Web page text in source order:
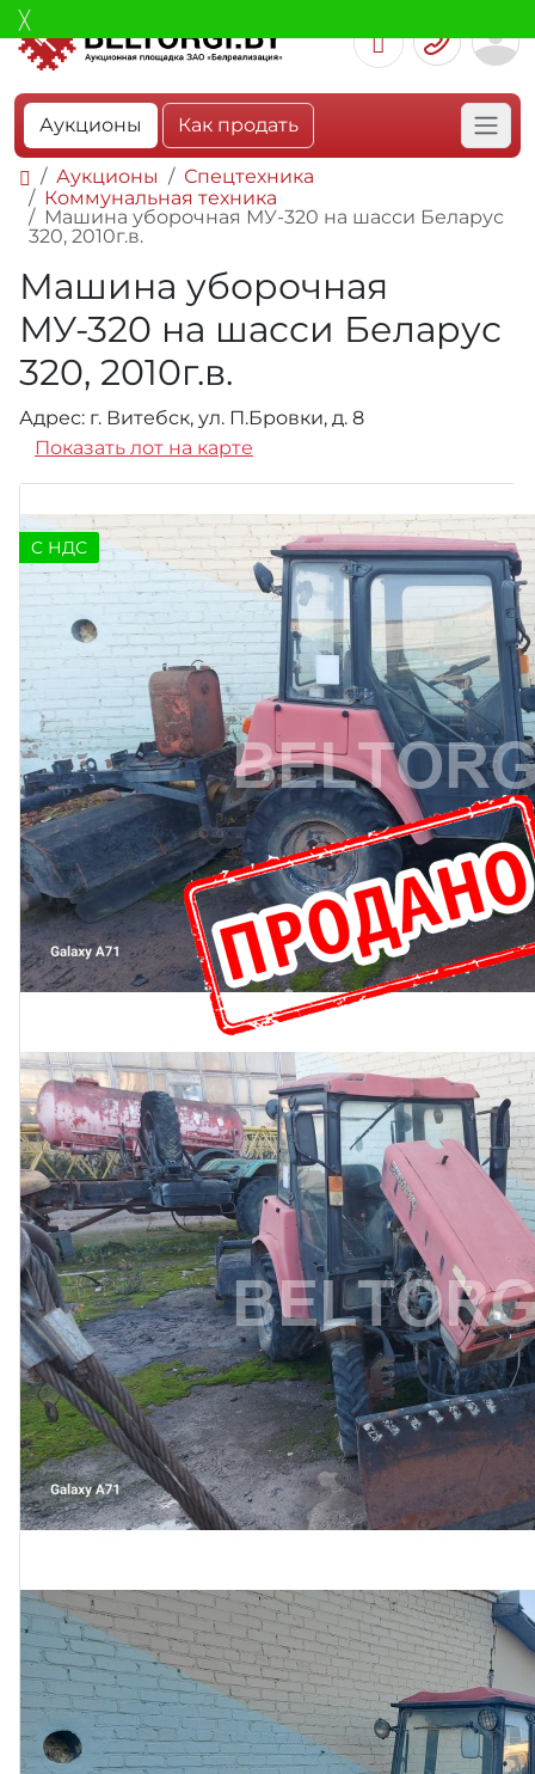
Аукционы Как продать
Аукционы
Спецтехника
Коммунальная техника
Машина уборочная МУ-320 на шасси Беларус
320, 2010г.в.
Машина уборочная
МУ-320 на шасси Беларус
320, 2010г.в.
Адрес: г. Витебск, ул. П.Бровки, д. 8
Показать лот на карте
C НДС